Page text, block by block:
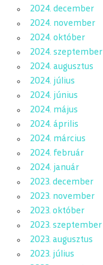
2024. december
2024. november
2024. október
2024. szeptember
2024. augusztus
2024. július
2024. június
2024. május
2024. április
2024. március
2024. február
2024. január
2023. december
2023. november
2023. október
2023. szeptember
2023. augusztus
2023. július